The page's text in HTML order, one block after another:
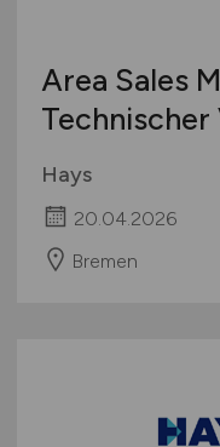
Area Sales
Hays
20.04.2026
Bremen